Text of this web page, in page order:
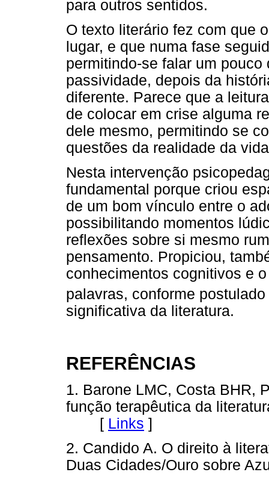
para outros sentidos.
O texto literário fez com que
lugar, e que numa fase
permitindo-se falar um
passividade, depois da
diferente. Parece que a
de colocar em crise alguma
dele mesmo, permitindo se
questões da realidade da
Nesta intervenção
fundamental porque criou
de um bom vínculo entre o
possibilitando momentos
reflexões sobre si mesmo
pensamento. Propiciou,
conhecimentos cognitivos e
palavras, conforme
significativa da literatura.
REFERÊNCIAS
1. Barone LMC, Costa BHR,
função terapêutica da
[ Links ]
2. Candido A. O direito à
Duas Cidades/Ouro sobre